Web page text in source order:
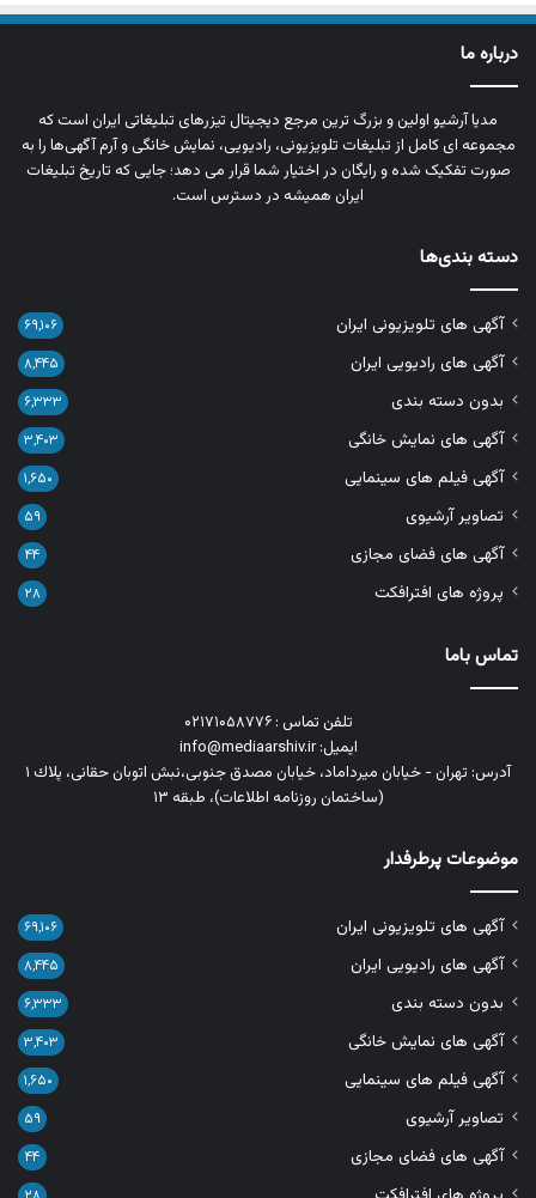
درباره ما
مدیا آرشیو اولین و بزرگ‌ ترین مرجع دیجیتال تیزرهای تبلیغاتی ایران است که
مجموعه‌ ای کامل از تبلیغات تلویزیونی، رادیویی، نمایش خانگی و آرم‌ آگهی‌ها را به‌
صورت تفکیک‌ شده و رایگان در اختیار شما قرار می‌ دهد؛ جایی که تاریخ تبلیغات
ایران همیشه در دسترس است.
دسته بندی‌ها
آگهی های تلویزیونی ایران ۶۹,۱۰۶
آگهی های رادیویی ایران ۸,۴۴۵
بدون دسته بندی ۶,۳۳۳
آگهی های نمایش خانگی ۳,۴۰۳
آگهی فیلم های سینمایی ۱,۶۵۰
تصاویر آرشیوی ۵۹
آگهی های فضای مجازی ۴۴
پروژه های افترافکت ۲۸
تماس باما
تلفن تماس : ۰۲۱۷۱۰۵۸۷۷۶
ایمیل: info@mediaarshiv.ir
آدرس: تهران - خیابان میرداماد، خیابان مصدق جنوبی،نبش اتوبان حقانی، پلاك ١
(ساختمان روزنامه اطلاعات)، طبقه ۱۳
موضوعات پرطرفدار
آگهی های تلویزیونی ایران ۶۹,۱۰۶
آگهی های رادیویی ایران ۸,۴۴۵
بدون دسته بندی ۶,۳۳۳
آگهی های نمایش خانگی ۳,۴۰۳
آگهی فیلم های سینمایی ۱,۶۵۰
تصاویر آرشیوی ۵۹
آگهی های فضای مجازی ۴۴